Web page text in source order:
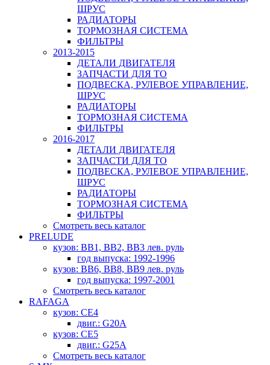
ШРУС
РАДИАТОРЫ
ТОРМОЗНАЯ СИСТЕМА
ФИЛЬТРЫ
2013-2015
ДЕТАЛИ ДВИГАТЕЛЯ
ЗАПЧАСТИ ДЛЯ ТО
ПОДВЕСКА, РУЛЕВОЕ УПРАВЛЕНИЕ,
ШРУС
РАДИАТОРЫ
ТОРМОЗНАЯ СИСТЕМА
ФИЛЬТРЫ
2016-2017
ДЕТАЛИ ДВИГАТЕЛЯ
ЗАПЧАСТИ ДЛЯ ТО
ПОДВЕСКА, РУЛЕВОЕ УПРАВЛЕНИЕ,
ШРУС
РАДИАТОРЫ
ТОРМОЗНАЯ СИСТЕМА
ФИЛЬТРЫ
Смотреть весь каталог
PRELUDE
кузов: BB1, BB2, BB3 лев. руль
год выпуска: 1992-1996
кузов: BB6, BB8, BB9 лев. руль
год выпуска: 1997-2001
Смотреть весь каталог
RAFAGA
кузов: CE4
двиг.: G20A
кузов: CE5
двиг.: G25A
Смотреть весь каталог